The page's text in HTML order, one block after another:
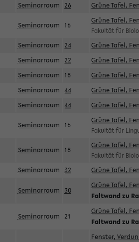
Seminarraum 26 Grüne Tafel,
Seminarraum 16
Grüne Tafel,
Fakultät für
Seminarraum 24 Grüne Tafel,
Seminarraum 22 Grüne Tafel,
Seminarraum 18 Grüne Tafel,
Seminarraum 44 Grüne Tafel,
Seminarraum 44 Grüne Tafel,
Seminarraum 16
Grüne Tafel,
Fakultät für
Seminarraum 18
Grüne Tafel,
Fakultät für
Seminarraum 32 Grüne Tafel,
Seminarraum 30
Grüne Tafel,
Faltwand zu
Seminarraum 21
Grüne Tafel,
Faltwand zu
Fenster,